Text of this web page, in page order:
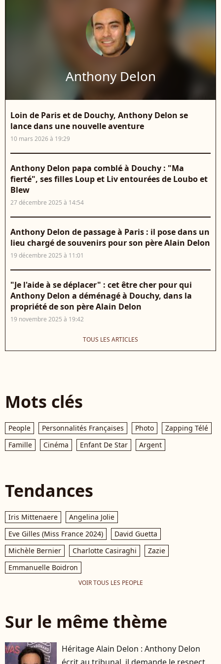
Anthony Delon
Loin de Paris et de Douchy, Anthony Delon se
lance dans une nouvelle aventure
10 mars 2026 à 19:29
Anthony Delon papa comblé à Douchy : "Ma
fierté", ses filles Loup et Liv entourées de Loubo et
Blew
27 décembre 2025 à 14:54
Anthony Delon de passage à Paris : il pose dans un
lieu chargé de souvenirs pour son père Alain Delon
19 décembre 2025 à 11:01
"Je l'aide à se déplacer" : cet être cher pour qui
Anthony Delon a déménagé à Douchy, dans la
propriété de son père Alain Delon
19 novembre 2025 à 19:42
TOUS LES ARTICLES
Mots clés
People Personnalités Françaises Photo
Zapping Télé
Famille
Cinéma Enfant De Star Argent
Tendances
Iris Mittenaere
Angelina Jolie
Eve Gilles (Miss France 2024)
David Guetta
Michèle Bernier
Charlotte Casiraghi
Zazie
Emmanuelle Boidron
VOIR TOUS LES PEOPLE
Sur le même thème
Héritage Alain Delon : Anthony Delon